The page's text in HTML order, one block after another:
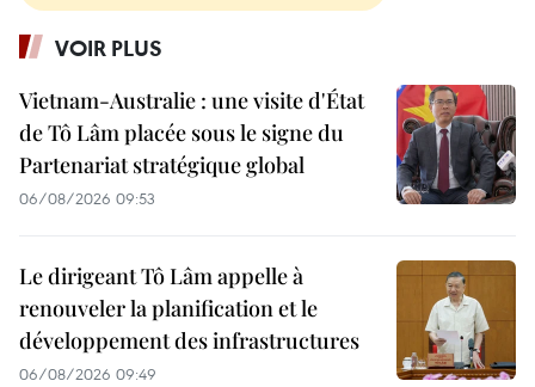
VOIR PLUS
Vietnam-Australie : une visite d'État
de Tô Lâm placée sous le signe du
Partenariat stratégique global
06/08/2026 09:53
Le dirigeant Tô Lâm appelle à
renouveler la planification et le
développement des infrastructures
06/08/2026 09:49